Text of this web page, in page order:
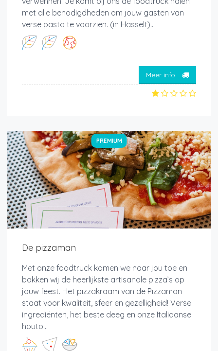
met alle benodigdheden om jouw gasten van
verse pasta te voorzien. (in Hasselt)...
Meer info
PREMIUM
De pizzaman
Met onze foodtruck komen we naar jou toe en
bakken wij de heerlijkste artisanale pizza’s op
jouw feest. Het pizzakraam van de Pizzaman
staat voor kwaliteit, sfeer en gezelligheid! Verse
ingrediënten, het beste deeg en onze Italiaanse
houto...